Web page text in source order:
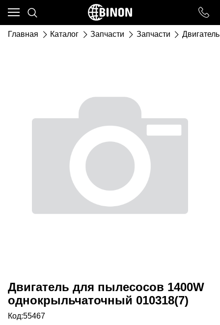
Главная Каталог Запчасти Запчасти
Двигатель для пылесосов 1400W
однокрыльчаточный 010318(7)
Код:55467
Ваш город - ст. Каневская,
угадали?
ДА НЕТ